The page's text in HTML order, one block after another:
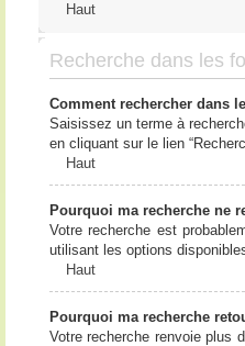
Haut
Recherche dans les
Comment rechercher dans
Saisissez un terme à
en cliquant sur le lien
Haut
Pourquoi ma recherche ne
Votre recherche est
utilisant les options
Haut
Pourquoi ma recherche
Votre recherche renvoie plus